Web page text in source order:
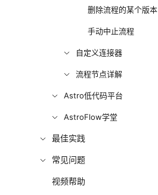
删除流程的某个版本
手动中止流程
自定义连接器
流程节点详解
Astro低代码平台
AstroFlow学堂
最佳实践
常见问题
视频帮助